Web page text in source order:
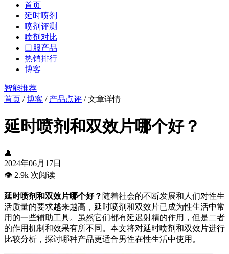
首页
延时喷剂
喷剂评测
喷剂对比
口服产品
热销排行
博客
智能推荐
首页 /博客 / 产品点评 /文章详情
延时喷剂和双效片哪个好？
👤
2024年06月17日
👁️ 2.9k 次阅读
延时喷剂和双效片哪个好？ 随着社会的不断发展和人们对性生
活质量的要求越来越高，延时喷剂和双效片已成为性生活中常
用的一些辅助工具。虽然它们都有延迟射精的作用，但是二者
的作用机制和效果有所不同。本文将对延时喷剂和双效片进行
比较分析，探讨哪种产品更适合男性在性生活中使用。